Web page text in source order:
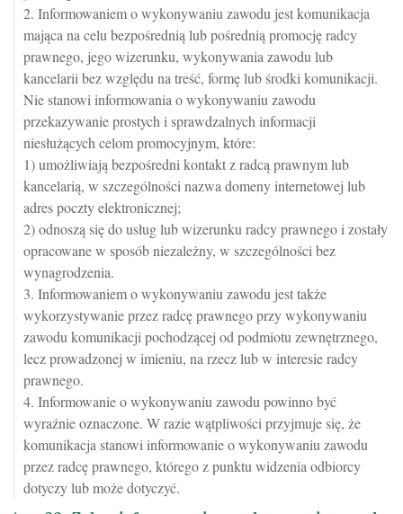
2. Informowaniem o wykonywaniu zawodu jest komunikacja
mająca na celu bezpośrednią lub pośrednią promocję radcy
prawnego, jego wizerunku, wykonywania zawodu lub
kancelarii bez względu na treść, formę lub środki komunikacji.
Nie stanowi informowania o wykonywaniu zawodu
przekazywanie prostych i sprawdzalnych informacji
niesłużących celom promocyjnym, które:
1) umożliwiają bezpośredni kontakt z radcą prawnym lub
kancelarią, w szczególności nazwa domeny internetowej lub
adres poczty elektronicznej;
2) odnoszą się do usług lub wizerunku radcy prawnego i zostały
opracowane w sposób niezależny, w szczególności bez
wynagrodzenia.
3. Informowaniem o wykonywaniu zawodu jest także
wykorzystywanie przez radcę prawnego przy wykonywaniu
zawodu komunikacji pochodzącej od podmiotu zewnętrznego,
lecz prowadzonej w imieniu, na rzecz lub w interesie radcy
prawnego.
4. Informowanie o wykonywaniu zawodu powinno być
wyraźnie oznaczone. W razie wątpliwości przyjmuje się, że
komunikacja stanowi informowanie o wykonywaniu zawodu
przez radcę prawnego, którego z punktu widzenia odbiorcy
dotyczy lub może dotyczyć.